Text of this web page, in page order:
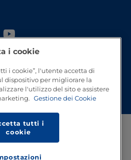
i cookie
i cookie”, l'utente accetta di
dispositivo per migliorare la
l'utilizzo del sito e assistere
Gestione dei Cookie
tutti i
cookie